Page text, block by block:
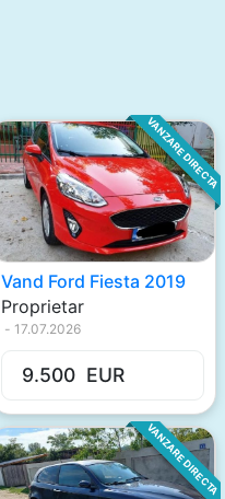
VANZARE DIRECTA
Vand Ford Fiesta 2019
Proprietar
- 17.07.2026
9.500 EUR
VANZARE DIRECTA